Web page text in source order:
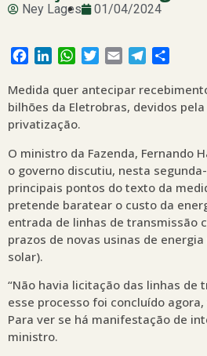
Ney Lages 01/04/2024
Facebook
LinkedInWhatsApp
Twitter
Email Telegram
Medida quer antecipar
bilhões da Eletrobras, devidos
privatização.
O ministro da Fazenda, Fernando
o governo discutiu, nesta
principais pontos do texto da
pretende baratear o custo da
entrada de linhas de transmissão
prazos de novas usinas de
solar).
“Não havia licitação das linhas de
esse processo foi concluído
Para ver se há manifestação de
ministro.